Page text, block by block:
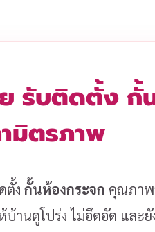
รับติดตั้ง กั้
มิตรภาพ
ตั้ง กั้นห้องกระจก คุณภาพ
บ้านดูโปร่ง ไม่อึดอัด และ